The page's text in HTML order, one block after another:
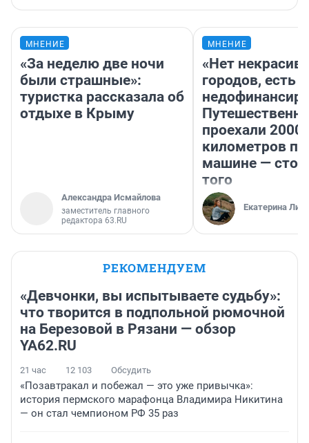
МНЕНИЕ
«За неделю две ночи
были страшные»:
туристка рассказала об
отдыхе в Крыму
Александра Исмайлова
заместитель главного
редактора 63.RU
МНЕНИЕ
«Нет
городов, есть
проехали 2000
километров по
машине —
того
Екатерина
РЕКОМЕНДУЕМ
«Девчонки, вы испытываете судьбу»:
что творится в подпольной рюмочной
на Березовой в Рязани — обзор
YA62.RU
21 час 12 103 Обсудить
«Позавтракал и побежал — это уже привычка»:
история пермского марафонца Владимира Никитина
— он стал чемпионом РФ 35 раз